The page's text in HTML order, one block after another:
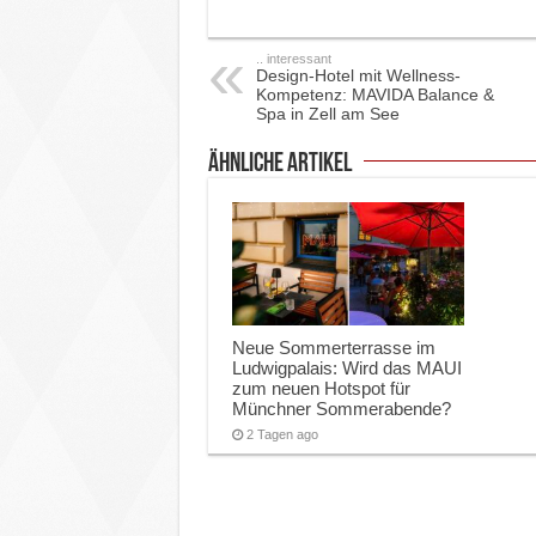
.. interessant
Design-Hotel mit Wellness-
Kompetenz: MAVIDA Balance &
Spa in Zell am See
ähnliche Artikel
Neue Sommerterrasse im
Ludwigpalais: Wird das MAUI
zum neuen Hotspot für
Münchner Sommerabende?
2 Tagen ago